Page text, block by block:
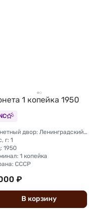
1 копейка 1950
Монетный двор: Ленинградский (ЛМД)
г: 1
1950
1 копейка
СССР
₽
В корзину